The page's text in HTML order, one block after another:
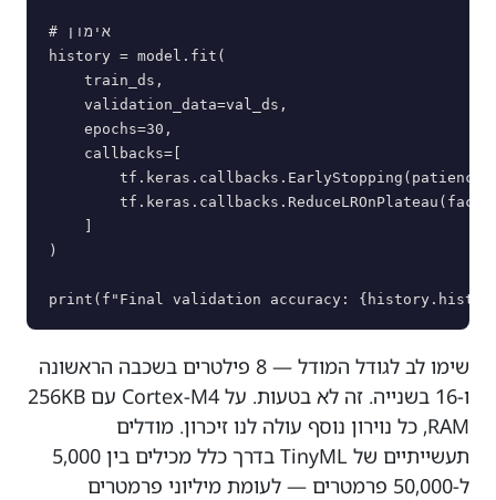
# אימון
history = model.fit(
    train_ds,
    validation_data=val_ds,
    epochs=30,
    callbacks=[
    ]
)
שימו לב לגודל המודל — 8 פילטרים בשכבה הראשונה
ו-16 בשנייה. זה לא בטעות. על Cortex-M4 עם 256KB
RAM, כל נוירון נוסף עולה לנו זיכרון. מודלים
תעשייתיים של TinyML בדרך כלל מכילים בין 5,000
ל-50,000 פרמטרים — לעומת מיליוני פרמטרים